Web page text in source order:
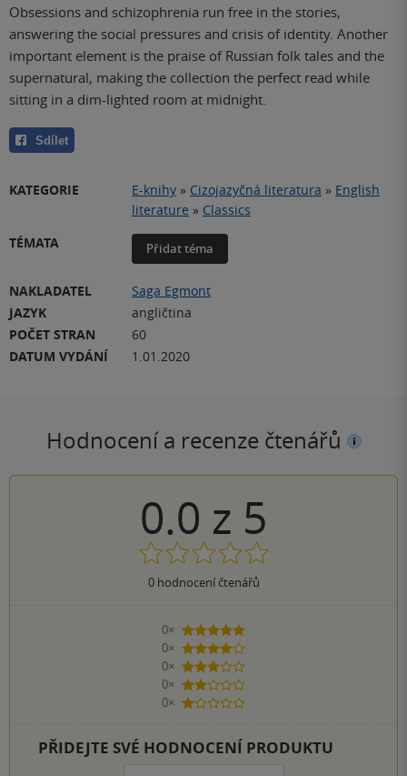
Obsessions and schizophrenia run free in the stories,
answering the social pressures and crisis of identity. Another
important element is the praise of Russian folk tales and the
supernatural, making the collection the perfect read while
sitting in a dim-lighted room at midnight.
Sdílet
KATEGORIE E-knihy » Cizojazyčná literatura » English
literature » Classics
TÉMATA
Přidat téma
NAKLADATEL
Saga Egmont
JAZYK
angličtina
POČET STRAN
60
DATUM VYDÁNÍ
1.01.2020
Hodnocení a recenze čtenářů
0.0 z 5
0hodnocení čtenářů
0×
5 hvězdiček
0×
4 hvězdičky
0×
3 hvězdičky
0×
2 hvězdičky
0×
1 hvezdička
PŘIDEJTE SVÉ HODNOCENÍ PRODUKTU